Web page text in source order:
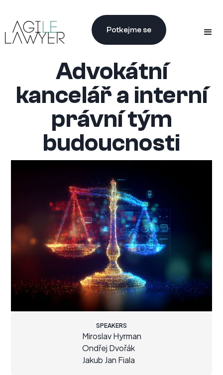
Potkejme se
Advokátní
kancelář a interní
právní tým
budoucnosti
SPEAKERS
Miroslav Hyrman
Ondřej Dvořák
Jakub Jan Fiala